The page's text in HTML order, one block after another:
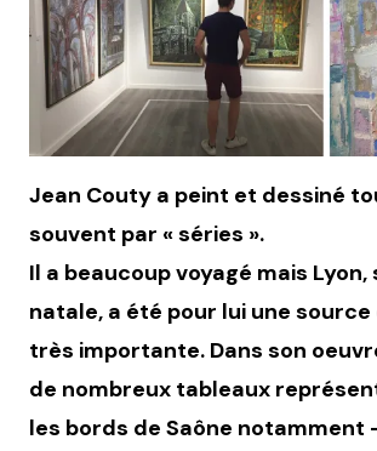
Jean Couty a peint et dessiné
souvent par « séries ».
Il a beaucoup voyagé mais Lyon,
natale, a été pour lui une source
très importante. Dans son
de nombreux tableaux
les bords de Saône notamment